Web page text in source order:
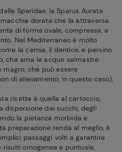
Sparidae, la Sparus Aurata
dorata che la attraversa
di forma ovale, compressa, a
Nel Mediterraneo è molto
la cernia, il dentice, e persino
che ama le acque salmastre
che può essere
di allevamento, in questo caso),
ricetta è quella al cartoccio,
dispersione dei succhi, degli
la pietanza morbida e
preparazione renda al meglio, è
passaggi volti a garantire
omogenea e puntuale,